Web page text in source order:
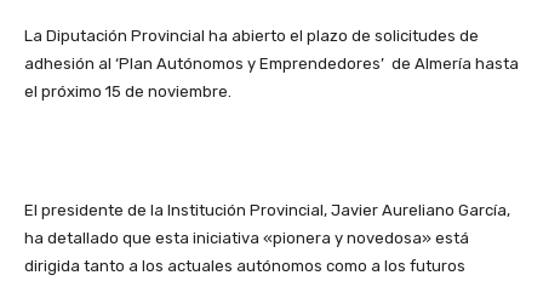
La Diputación Provincial ha abierto el plazo de solicitudes de
adhesión al ‘Plan Autónomos y Emprendedores’ de Almería hasta
el próximo 15 de noviembre.
El presidente de la Institución Provincial, Javier Aureliano García,
ha detallado que esta iniciativa «pionera y novedosa» está
dirigida tanto a los actuales autónomos como a los futuros